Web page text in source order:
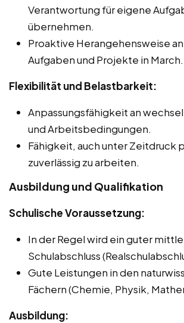
Verantwortung für eigene
übernehmen.
Proaktive Herangehensweise
Aufgaben und Projekte in March.
Flexibilität und Belastbarkeit:
Anpassungsfähigkeit an
und Arbeitsbedingungen.
Fähigkeit, auch unter Zeitdruck
zuverlässig zu arbeiten.
Ausbildung und Qualifikation
Schulische Voraussetzung:
In der Regel wird ein guter
Schulabschluss
Gute Leistungen in den
Fächern (Chemie, Physik,
Ausbildung: